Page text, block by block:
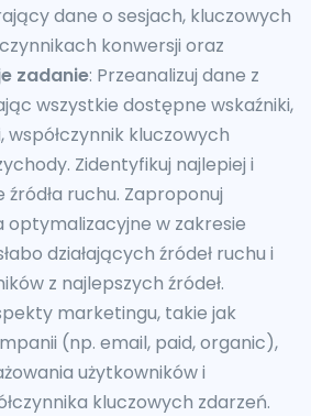
dane o sesjach, kluczowych
konwersji oraz
zadanie: Przeanalizuj dane z
wszystkie dostępne wskaźniki,
współczynnik kluczowych
Zidentyfikuj najlepiej i
źródła ruchu. Zaproponuj
optymalizacyjne w zakresie
działających źródeł ruchu i
z najlepszych źródeł.
marketingu, takie jak
(np. email, paid, organic),
użytkowników i
kluczowych zdarzeń.